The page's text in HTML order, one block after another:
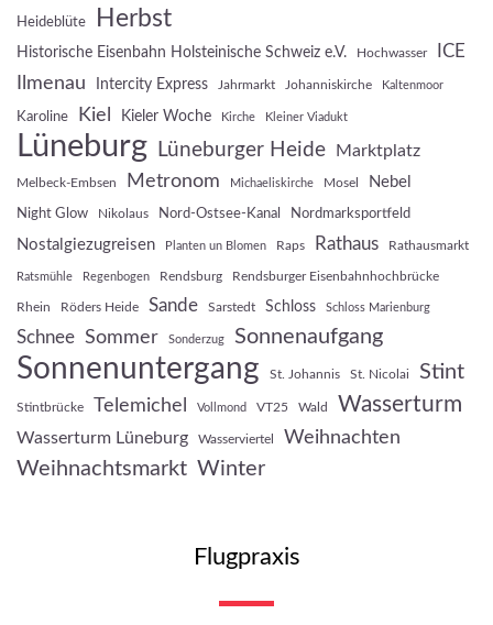
Heideblüte Herbst
Historische Eisenbahn Holsteinische Schweiz e.V. Hochwasser ICE
Ilmenau Intercity Express Jahrmarkt Johanniskirche Kaltenmoor
Karoline Kiel Kieler Woche Kirche Kleiner Viadukt
Lüneburg Lüneburger Heide Marktplatz
Melbeck-Embsen Metronom Michaeliskirche Mosel Nebel
Night Glow Nikolaus Nord-Ostsee-Kanal Nordmarksportfeld
Nostalgiezugreisen Planten un Blomen Raps Rathaus Rathausmarkt
Ratsmühle Regenbogen Rendsburg Rendsburger Eisenbahnhochbrücke
Rhein Röders Heide Sande Sarstedt Schloss Schloss Marienburg
Schnee Sommer Sonderzug Sonnenaufgang
Sonnenuntergang St. Johannis St. Nicolai Stint
Stintbrücke Telemichel Vollmond VT25 Wald Wasserturm
Wasserturm Lüneburg Wasserviertel Weihnachten
Weihnachtsmarkt Winter
Flugpraxis